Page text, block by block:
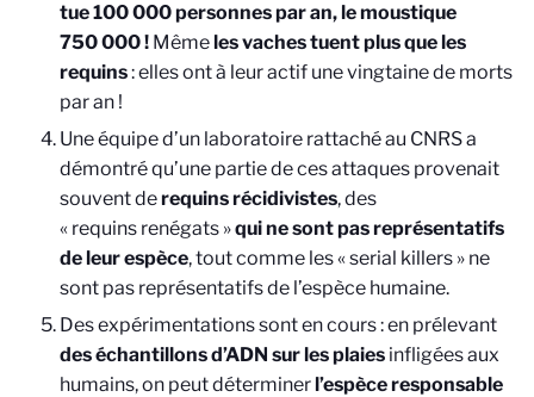
tue 100 000 personnes par an, le moustique
750 000 ! Mêmeles vaches tuent plus que les
requins: elles ont à leur actif une vingtaine de morts
par an !
Une équipe d’un laboratoire rattaché au CNRS a
démontré qu’une partie de ces attaques provenait
souvent derequins récidivistes, des
« requins renégats »qui ne sont pas représentatifs
de leur espèce, tout comme les « serial killers » ne
sont pas représentatifs de l’espèce humaine.
Des expérimentations sont en cours : en prélevant
des échantillons d’ADN sur les plaies infligées aux
humains, on peut déterminerl’espèce responsable